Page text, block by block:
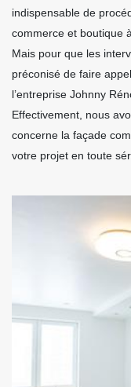
indispensable de
commerce et boutique
Mais pour que les
préconisé de faire
l’entreprise Johnny
Effectivement, nous
concerne la façade
votre projet en toute